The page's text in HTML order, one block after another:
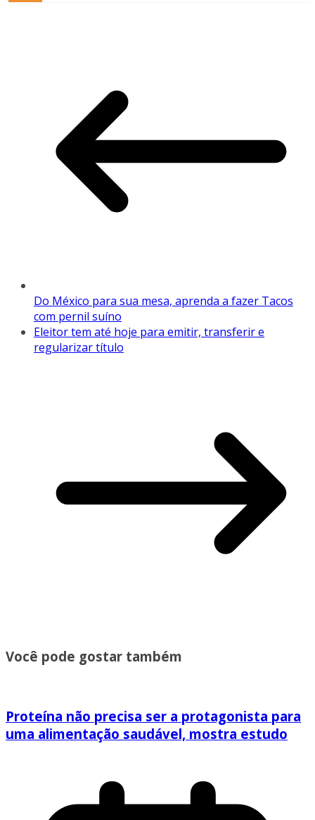
Do México para sua mesa, aprenda a fazer Tacos
com pernil suíno
Eleitor tem até hoje para emitir, transferir e
regularizar título
Você pode gostar também
Proteína não precisa ser a protagonista para
uma alimentação saudável, mostra estudo